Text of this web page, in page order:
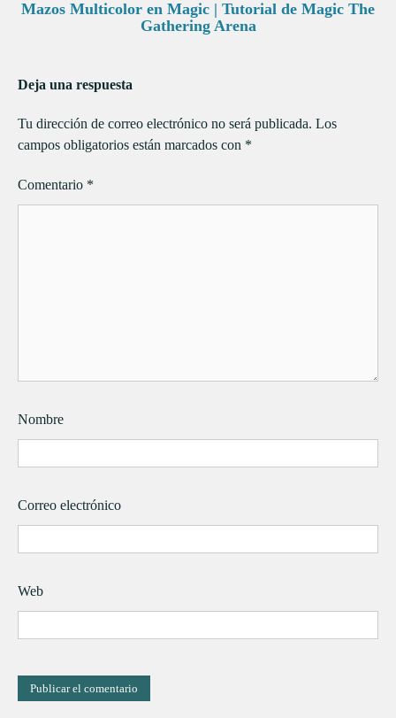
Mazos Multicolor en Magic | Tutorial de Magic The
Gathering Arena
Deja una respuesta
Tu dirección de correo electrónico no será publicada. Los
campos obligatorios están marcados con *
Comentario *
Nombre
Correo electrónico
Web